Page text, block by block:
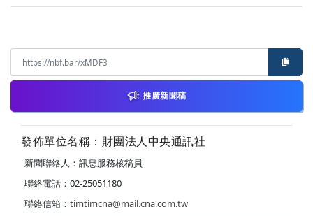
推廣新聞稿
發佈單位名稱：財團法人中央通訊社
新聞聯絡人：訊息服務核稿員
聯絡電話：02-25051180
聯絡信箱： timtimcna@mail.cna.com.tw